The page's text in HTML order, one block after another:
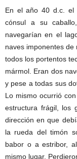
En el año 40 d.c. el
cónsul a su
navegarían en el
naves imponentes
todos los portentos
mármol. Eran dos
y pese a todas sus
Lo mismo ocurrió
estructura frágil, los
dirección en que
la rueda del timón
babor o a estribor,
mismo lugar.